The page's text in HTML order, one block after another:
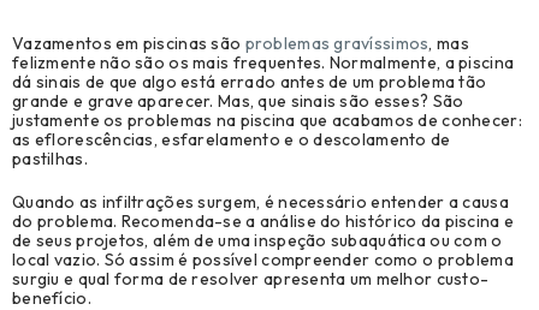
Vazamentos em piscinas são problemas gravíssimos, mas
felizmente não são os mais frequentes. Normalmente, a piscina
dá sinais de que algo está errado antes de um problema tão
grande e grave aparecer. Mas, que sinais são esses? São
justamente os problemas na piscina que acabamos de conhecer:
as eflorescências, esfarelamento e o descolamento de
pastilhas.
Quando as infiltrações surgem, é necessário entender a causa
do problema. Recomenda-se a análise do histórico da piscina e
de seus projetos, além de uma inspeção subaquática ou com o
local vazio. Só assim é possível compreender como o problema
surgiu e qual forma de resolver apresenta um melhor custo-
benefício.